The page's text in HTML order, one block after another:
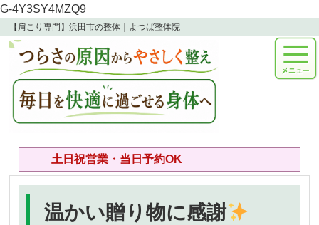
G-4Y3SY4MZQ9
【肩こり専門】浜田市の整体｜よつば整体院
土日祝営業・当日予約OK
温かい贈り物に感謝